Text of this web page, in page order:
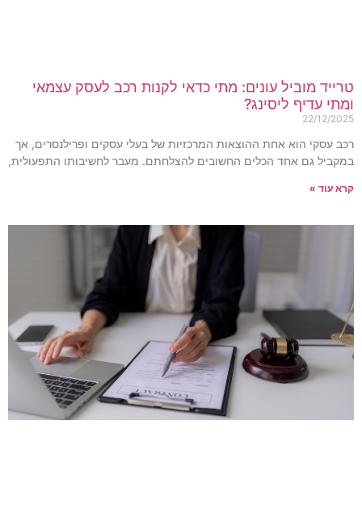
מוביל עונים: מתי כדאי לקנות רכב לעסק עצמאי
עדיף ליסינג?
22/12/
עסקי הוא אחת ההוצאות המרכזיות של בעלי עסקים ופרילנסרים, אך
גם אחד הכלים החשובים להצלחתם. מעבר לחשיבותו התפעולית,
עוד »